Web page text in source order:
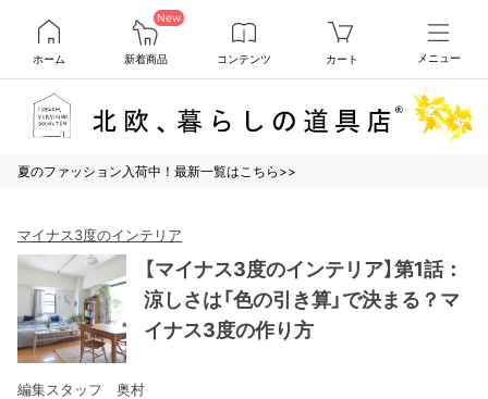
ホーム
New
新着商品 コンテンツ カート メニュー
夏のファッション入荷中！最新一覧はこちら>>
マイナス3度のインテリア
【マイナス3度のインテリア】第1話：
涼しさは「色の引き算」で決まる？マ
イナス3度の作り方
編集スタッフ 奥村